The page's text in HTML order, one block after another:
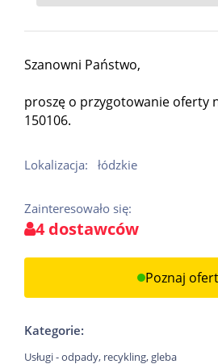
Szanowni Państwo,
proszę o przygotowanie oferty
150106.
Lokalizacja: łódzkie
Zainteresowało się:
4 dostawców
Poznaj
Kategorie:
Usługi - odpady, recykling, gleba